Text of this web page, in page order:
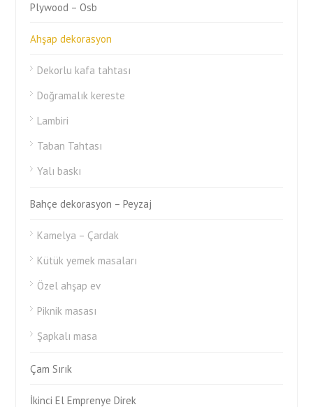
Plywood – Osb
Ahşap dekorasyon
Dekorlu kafa tahtası
Doğramalık kereste
Lambiri
Taban Tahtası
Yalı baskı
Bahçe dekorasyon – Peyzaj
Kamelya – Çardak
Kütük yemek masaları
Özel ahşap ev
Piknik masası
Şapkalı masa
Çam Sırık
İkinci El Emprenye Direk